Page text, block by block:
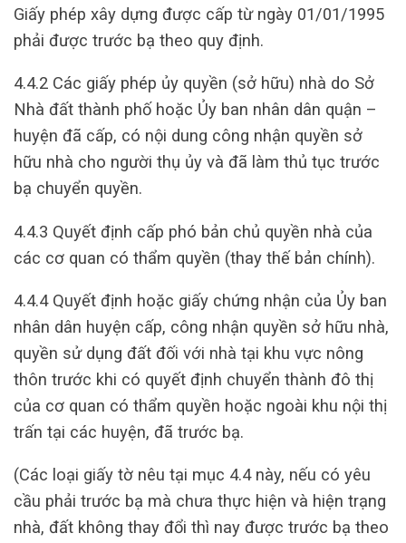
Giấy phép xây dựng được cấp từ ngày 01/01/1995
phải được trước bạ theo quy định.
4.4.2 Các giấy phép ủy quyền (sở hữu) nhà do Sở
Nhà đất thành phố hoặc Ủy ban nhân dân quận –
huyện đã cấp, có nội dung công nhận quyền sở
hữu nhà cho người thụ ủy và đã làm thủ tục trước
bạ chuyển quyền.
4.4.3 Quyết định cấp phó bản chủ quyền nhà của
các cơ quan có thẩm quyền (thay thế bản chính).
4.4.4 Quyết định hoặc giấy chứng nhận của Ủy ban
nhân dân huyện cấp, công nhận quyền sở hữu nhà,
quyền sử dụng đất đối với nhà tại khu vực nông
thôn trước khi có quyết định chuyển thành đô thị
của cơ quan có thẩm quyền hoặc ngoài khu nội thị
trấn tại các huyện, đã trước bạ.
(Các loại giấy tờ nêu tại mục 4.4 này, nếu có yêu
cầu phải trước bạ mà chưa thực hiện và hiện trạng
nhà, đất không thay đổi thì nay được trước bạ theo